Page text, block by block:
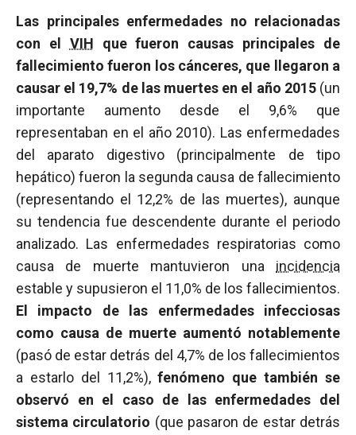
Las principales enfermedades no relacionadas
con el VIH que fueron causas principales de
fallecimiento fueron los cánceres, que llegaron a
causar el 19,7% de las muertes en el año 2015(un
importante aumento desde el 9,6% que
representaban en el año 2010). Las enfermedades
del aparato digestivo (principalmente de tipo
hepático) fueron la segunda causa de fallecimiento
(representando el 12,2% de las muertes), aunque
su tendencia fue descendente durante el periodo
analizado. Las enfermedades respiratorias como
causa de muerte mantuvieron una incidencia
estable y supusieron el 11,0% de los fallecimientos.
El impacto de las enfermedades infecciosas
como causa de muerte aumentó notablemente
(pasó de estar detrás del 4,7% de los fallecimientos
a estarlo del 11,2%),fenómeno que también se
observó en el caso de las enfermedades del
sistema circulatorio (que pasaron de estar detrás